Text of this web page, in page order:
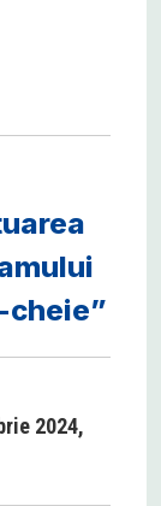
cheie”
2024,